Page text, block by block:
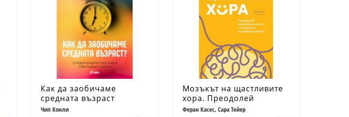
Как да заобичаме
средната възраст
Чип Конли
Мозъкът на щастливите
хора. Преодолей
тревожността с помощта
Феран Касес, Сара Тейер